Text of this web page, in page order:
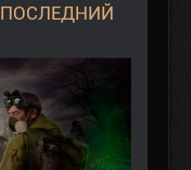
ПОСЛЕДНИЙ